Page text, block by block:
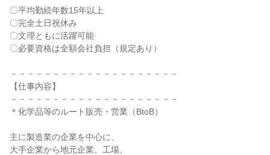
〇平均勤続年数15年以上
〇完全土日祝休み
〇文理ともに活躍可能
〇必要資格は全額会社負担（規定あり）
－－－－－－－－－－－－－－－－－－－－
【仕事内容】
－－－－－－－－－－－－－－－－－－－－
＊化学品等のルート販売・営業（BtoB）
主に製造業の企業を中心に、
大手企業から地元企業、工場、